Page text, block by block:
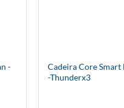
-
Cadeira Core
-Thunderx3